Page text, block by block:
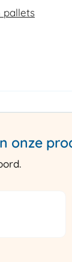
pallets
onze